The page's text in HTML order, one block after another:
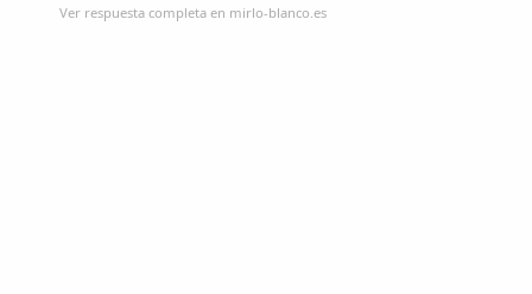
Ver respuesta completa en mirlo-blanco.es